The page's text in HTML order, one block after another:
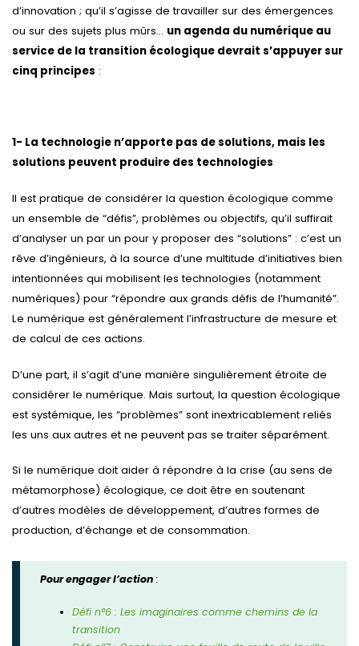
d’innovation ; qu’il s’agisse de travailler sur des émergences
ou sur des sujets plus mûrs… un agenda du numérique au
service de la transition écologique devrait s’appuyer sur
cinq principes :
1- La technologie n’apporte pas de solutions, mais les
solutions peuvent produire des technologies
Il est pratique de considérer la question écologique comme
un ensemble de “défis”, problèmes ou objectifs, qu’il suffirait
d’analyser un par un pour y proposer des “solutions” : c’est un
rêve d’ingénieurs, à la source d’une multitude d’initiatives bien
intentionnées qui mobilisent les technologies (notamment
numériques) pour “répondre aux grands défis de l’humanité”.
Le numérique est généralement l’infrastructure de mesure et
de calcul de ces actions.
D’une part, il s’agit d’une manière singulièrement étroite de
considérer le numérique. Mais surtout, la question écologique
est systémique, les “problèmes” sont inextricablement reliés
les uns aux autres et ne peuvent pas se traiter séparément.
Si le numérique doit aider à répondre à la crise (au sens de
métamorphose) écologique, ce doit être en soutenant
d’autres modèles de développement, d’autres formes de
production, d’échange et de consommation.
Pour engager l’action :
Défi n°6 : Les imaginaires comme chemins de la
transition